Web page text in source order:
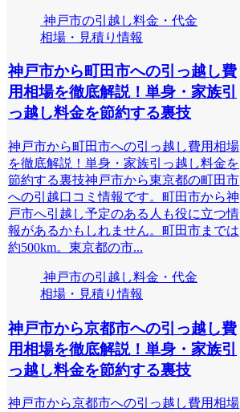
神戸市の引越し料金・代金
相場・見積り情報
神戸市から町田市への引っ越し費
用相場を徹底解説！単身・家族引
っ越し料金を節約する裏技
神戸市から町田市への引っ越し費用相場
を徹底解説！単身・家族引っ越し料金を
節約する裏技神戸市から東京都の町田市
への引越口コミ情報です。町田市から神
戸市へ引越し予定のある人も役に立つ情
報があるかもしれません。町田市までは
約500km。東京都の市...
神戸市の引越し料金・代金
相場・見積り情報
神戸市から京都市への引っ越し費
用相場を徹底解説！単身・家族引
っ越し料金を節約する裏技
神戸市から京都市への引っ越し費用相場